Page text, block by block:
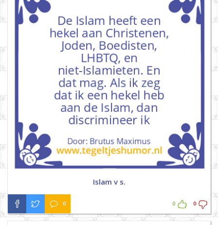
Islam v s.
0 0 0